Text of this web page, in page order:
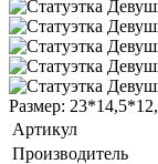
Размер:
Артикул
Производитель